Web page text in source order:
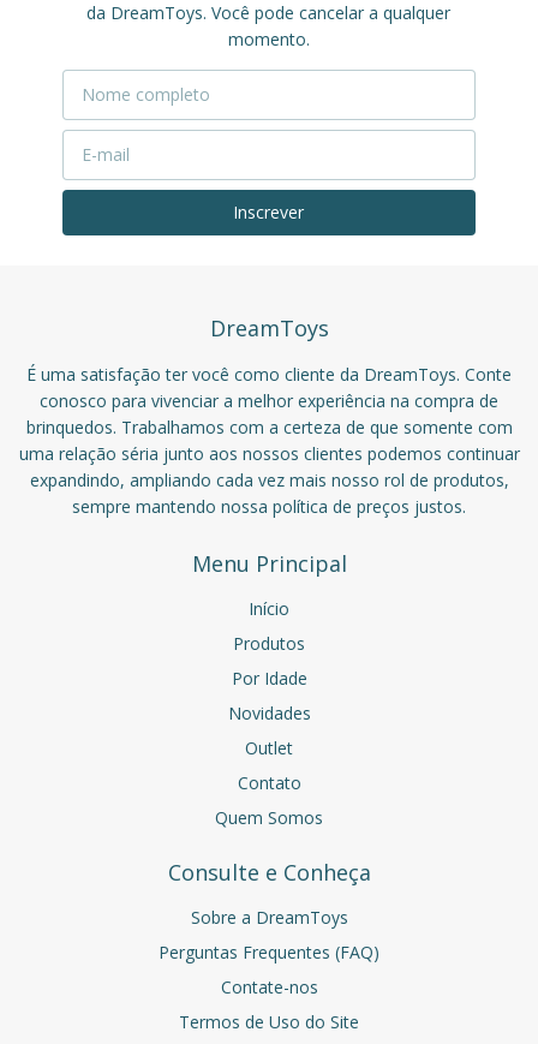
da DreamToys. Você pode cancelar a qualquer
momento.
DreamToys
É uma satisfação ter você como cliente da DreamToys. Conte
conosco para vivenciar a melhor experiência na compra de
brinquedos. Trabalhamos com a certeza de que somente com
uma relação séria junto aos nossos clientes podemos continuar
expandindo, ampliando cada vez mais nosso rol de produtos,
sempre mantendo nossa política de preços justos.
Menu Principal
Início
Produtos
Por Idade
Novidades
Outlet
Contato
Quem Somos
Consulte e Conheça
Sobre a DreamToys
Perguntas Frequentes (FAQ)
Contate-nos
Termos de Uso do Site